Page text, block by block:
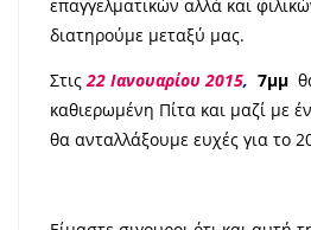
επαγγελματικών αλλά και
διατηρούμε μεταξύ μας.
Στις22 Ιανουαρίου 2015, 7μμ
καθιερωμένη Πίτα και μαζί με
θα ανταλλάξουμε ευχές για το